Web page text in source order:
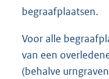
begraafplaatsen.
Voor alle
van een
(behalve